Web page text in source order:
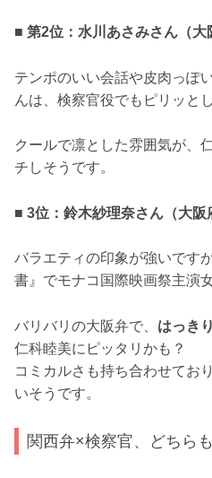
■ 第2位：水川あさみさん（大
テンポのいい会話や皮肉っぽ
んは、検察官役でもピリッと
クールで凛とした雰囲気が、
チしそうです。
■ 3位：鈴木紗理奈さん（大阪
バラエティの印象が強いです
書』でモナコ国際映画祭主演
バリバリの大阪弁で、 はっき
仁科睦美にピッタリかも？
コミカルさも持ち合わせてお
いそうです。
関西弁×検察官、どちら